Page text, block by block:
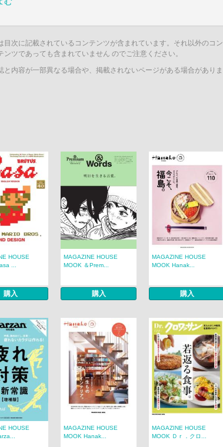
次に記載されているコンテンツが含まれています。それ以外のコン
ンツであっても含まれていません のでご注意ください。
内容が一部異なる場合や、掲載されないページがある場合がありま
HOUSE
...
購入
MAGAZINE HOUSE
MOOK ＆Prem...
購入
MAGAZINE HOUSE
MOOK Hanak...
購入
HOUSE
MAGAZINE HOUSE
MOOK Hanak...
MAGAZINE HOUSE
MOOK Ｄｒ．クロ...